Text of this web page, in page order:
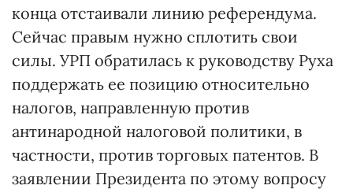
конца отстаивали линию референдума.
Сейчас правым нужно сплотить свои
силы. УРП обратилась к руководству Руха
поддержать ее позицию относительно
налогов, направленную против
антинародной налоговой политики, в
частности, против торговых патентов. В
заявлении Президента по этому вопросу